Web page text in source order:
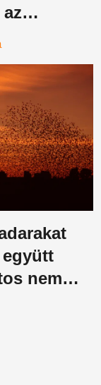
nem